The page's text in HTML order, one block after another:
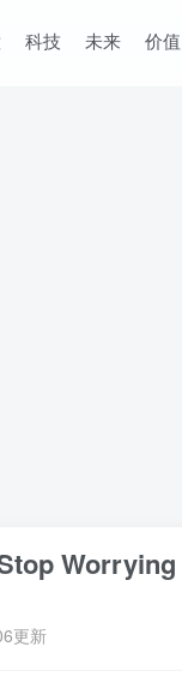
科技 未来 价值
更新